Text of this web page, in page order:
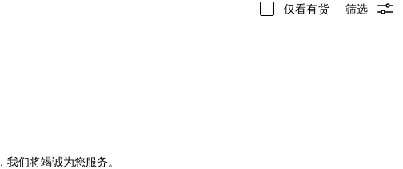
仅看有货 筛选
，我们将竭诚为您服务。